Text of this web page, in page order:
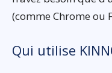
(comme Chrome ou
Qui utilise